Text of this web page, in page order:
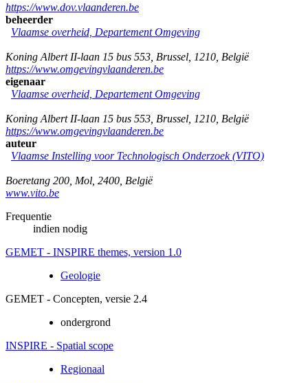
https://www.dov.vlaanderen.be
beheerder
Vlaamse overheid, Departement Omgeving
Koning Albert II-laan 15 bus 553 Brussel 1210 België
https://www.omgevingvlaanderen.be
eigenaar
Vlaamse overheid, Departement Omgeving
Koning Albert II-laan 15 bus 553 Brussel 1210 België
https://www.omgevingvlaanderen.be
auteur
Vlaamse Instelling voor Technologisch Onderzoek (VITO)
Boeretang 200 Mol 2400 België
www.vito.be
Frequentie
indien nodig
GEMET - INSPIRE themes, version 1.0
Geologie
GEMET - Concepten, versie 2.4
ondergrond
INSPIRE - Spatial scope
Regionaal